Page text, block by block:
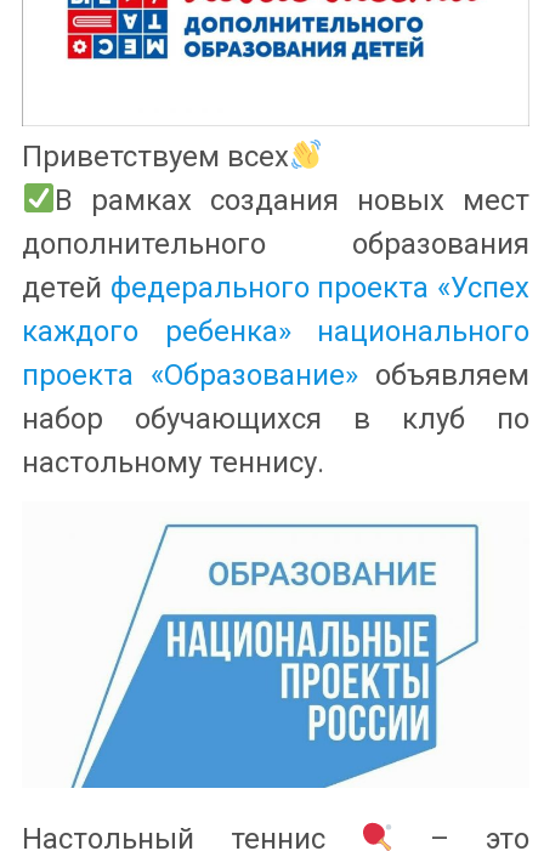
Приветствуем всех
В рамках создания новых мест
дополнительного образования
детей федерального проекта «Успех
каждого ребенка»
национального
проекта «Образование» объявляем
набор обучающихся в клуб по
настольному теннису.
Настольный теннис
– это